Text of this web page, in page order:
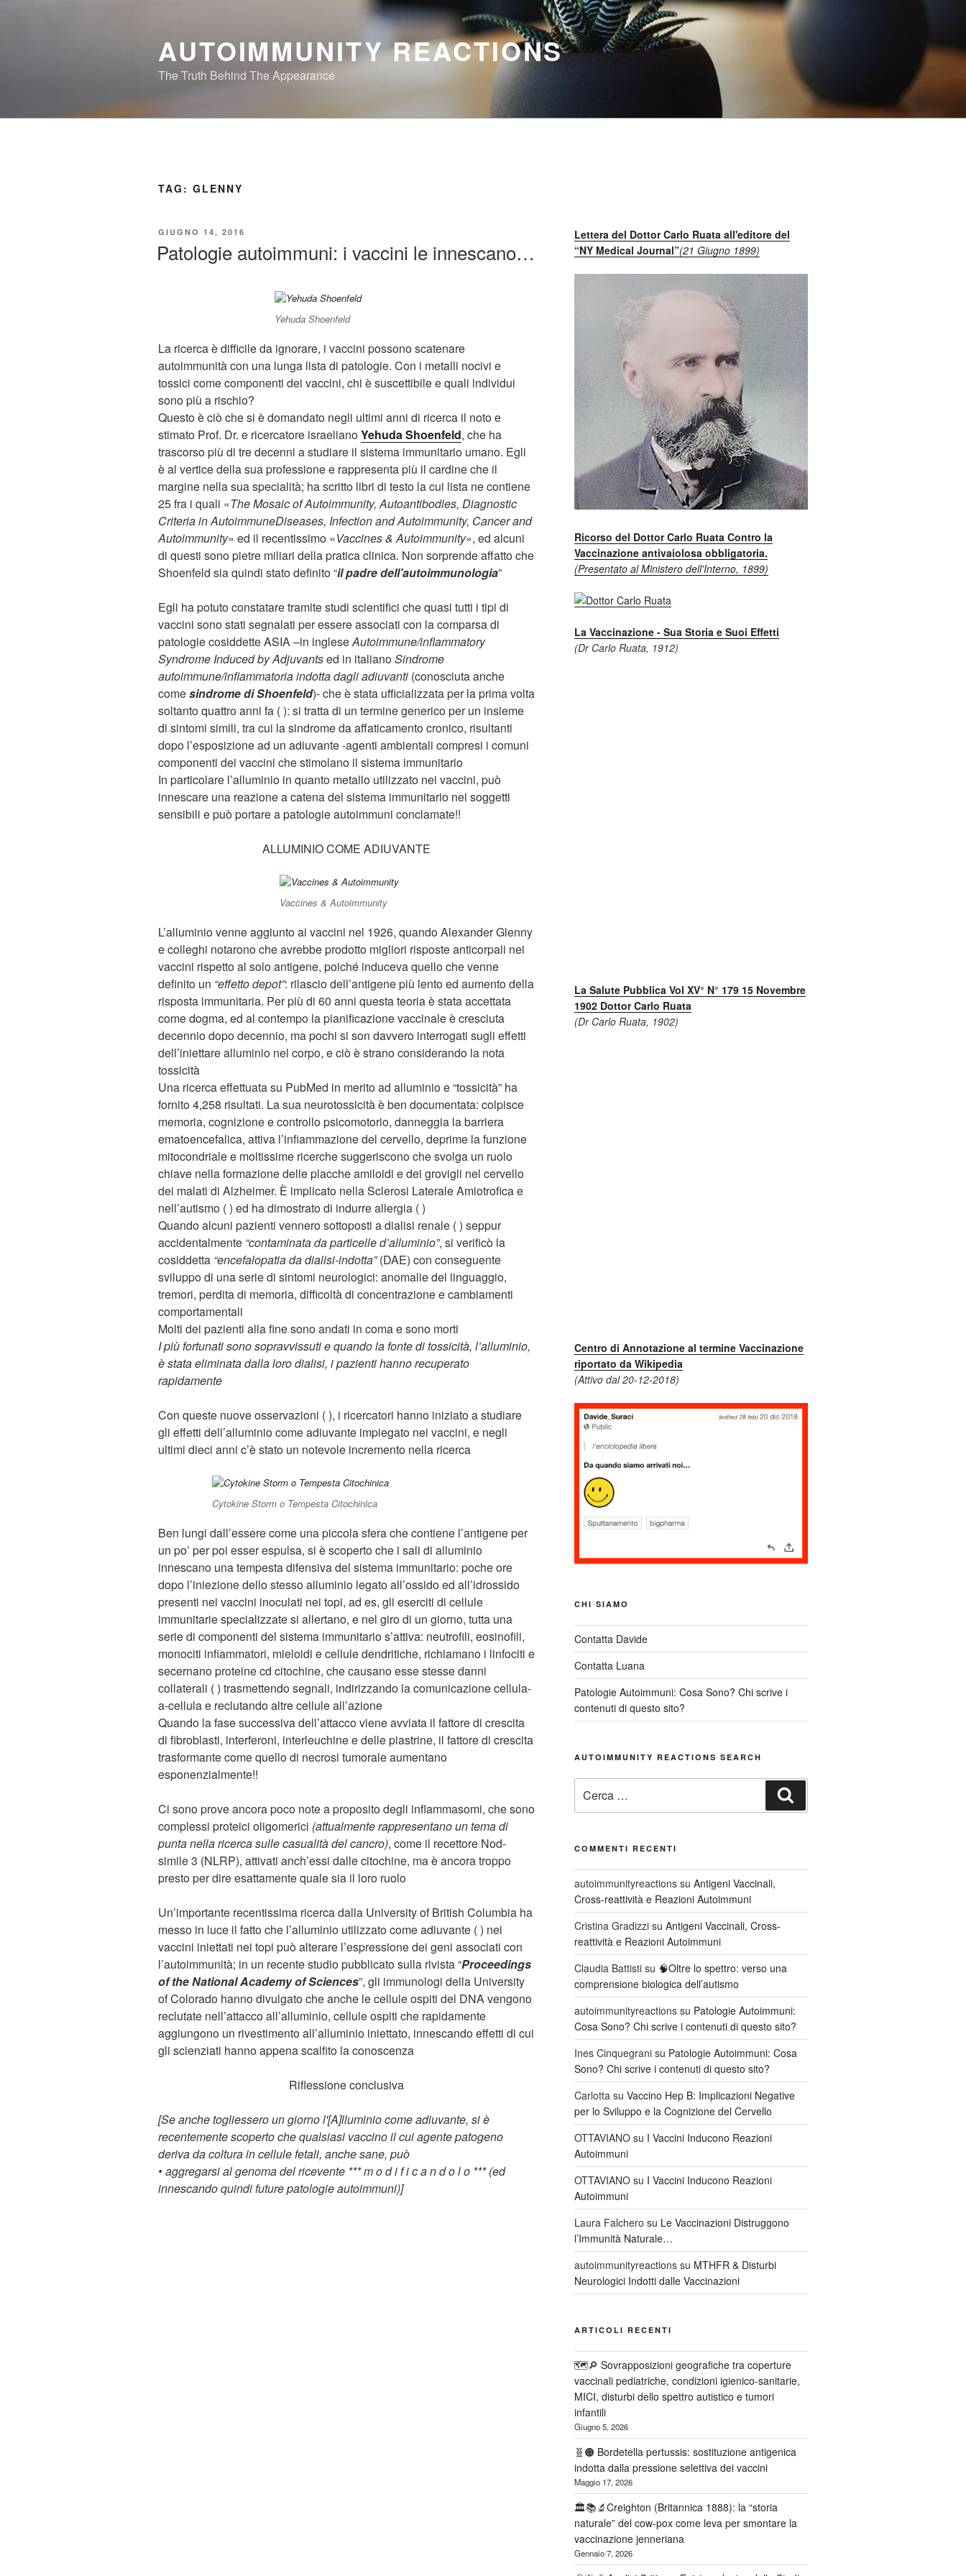
AUTOIMMUNITY REACTIONS
The Truth Behind The Appearance
TAG: GLENNY
PUBBLICATO
GIUGNO 14, 2016
Patologie autoimmuni: i vaccini le innescano…
Yehuda Shoenfeld
La ricerca è difficile da ignorare, i vaccini possono scatenare
autoimmunità con una lunga lista di patologie. Con i metalli nocivi e
tossici come componenti dei vaccini, chi è suscettibile e quali individui
sono più a rischio?
Questo è ciò che si è domandato negli ultimi anni di ricerca il noto e
stimato Prof. Dr. e ricercatore israelianoYehuda Shoenfeld, che ha
trascorso più di tre decenni a studiare il sistema immunitario umano. Egli
è al vertice della sua professione e rappresenta più il cardine che il
margine nella sua specialità; ha scritto libri di testo la cui lista ne contiene
25 fra i quali «The Mosaic of Autoimmunity, Autoantibodies, Diagnostic
Criteria in AutoimmuneDiseases, Infection and Autoimmunity, Cancer and
Autoimmunity» ed il recentissimo «Vaccines & Autoimmunity», ed alcuni
di questi sono pietre miliari della pratica clinica. Non sorprende affatto che
Shoenfeld sia quindi stato definito “il padredell’autoimmunologia”
Egli ha potuto constatare tramite studi scientifici che quasi tutti i tipi di
vaccini sono stati segnalati per essere associati con la comparsa di
patologie cosiddette ASIA –in ingleseAutoimmune/inflammatory
Syndrome Induced by Adjuvantsed in italianoSindrome
autoimmune/infiammatoria indotta dagli adiuvanti (conosciuta anche
comesindrome di Shoenfeld)- che è stata ufficializzata per la prima volta
soltanto quattro anni fa ( ): si tratta di un termine generico per un insieme
di sintomi simili, tra cui la sindrome da affaticamento cronico, risultanti
dopo l’esposizione ad un adiuvante -agenti ambientali compresi i comuni
componenti dei vaccini che stimolano il sistema immunitario
In particolare l’alluminio in quanto metallo utilizzato nei vaccini, può
innescare una reazione a catena del sistema immunitario nei soggetti
sensibili e può portare a patologie autoimmuni conclamate!!
ALLUMINIO COME ADIUVANTE
Vaccines & Autoimmunity
L’alluminio venne aggiunto ai vaccini nel 1926, quando Alexander Glenny
e colleghi notarono che avrebbe prodotto migliori risposte anticorpali nei
vaccini rispetto al solo antigene, poiché induceva quello che venne
definito un “effetto depot”: rilascio dell’antigene più lento ed aumento della
risposta immunitaria. Per più di 60 anni questa teoria è stata accettata
come dogma, ed al contempo la pianificazione vaccinale è cresciuta
decennio dopo decennio, ma pochi si son davvero interrogati sugli effetti
dell’iniettare alluminio nel corpo, e ciò è strano considerando la nota
tossicità
Una ricerca effettuata su PubMed in merito ad alluminio e “tossicità” ha
fornito 4,258 risultati. La sua neurotossicità è ben documentata: colpisce
memoria, cognizione e controllo psicomotorio, danneggia la barriera
ematoencefalica, attiva l’infiammazione del cervello, deprime la funzione
mitocondriale e moltissime ricerche suggeriscono che svolga un ruolo
chiave nella formazione delle placche amiloidi e dei grovigli nel cervello
dei malati di Alzheimer. È implicato nella Sclerosi Laterale Amiotrofica e
nell’autismo ( ) ed ha dimostrato di indurre allergia ( )
Quando alcuni pazienti vennero sottoposti a dialisi renale ( ) seppur
accidentalmente “contaminata da particelle d’alluminio”, si verificò la
cosiddetta “encefalopatia da dialisi-indotta”(DAE) con conseguente
sviluppo di una serie di sintomi neurologici: anomalie del linguaggio,
tremori, perdita di memoria, difficoltà di concentrazione e cambiamenti
comportamentali
Molti dei pazienti alla fine sono andati in coma e sono morti
I più fortunati sono sopravvissuti e quando la fonte di tossicità, l’alluminio,
è stata eliminata dalla loro dialisi, i pazienti hanno recuperato
rapidamente
Con queste nuove osservazioni ( ), i ricercatori hanno iniziato a studiare
gli effetti dell’alluminio come adiuvante impiegato nei vaccini, e negli
ultimi dieci anni c’è stato un notevole incremento nella ricerca
Cytokine Storm o Tempesta Citochinica
Ben lungi dall’essere come una piccola sfera che contiene l’antigene per
un po’ per poi esser espulsa, si è scoperto che i sali di alluminio
innescano una tempesta difensiva del sistema immunitario: poche ore
dopo l’iniezione dello stesso alluminio legato all’ossido ed all’idrossido
presenti nei vaccini inoculati nei topi, ad es, gli eserciti di cellule
immunitarie specializzate si allertano, e nel giro di un giorno, tutta una
serie di componenti del sistema immunitario s’attiva: neutrofili, eosinofili,
monociti infiammatori, mieloidi e cellule dendritiche, richiamano i linfociti e
secernano proteine cd citochine, che causano esse stesse danni
collaterali ( ) trasmettendo segnali, indirizzando la comunicazione cellula-
a-cellula e reclutando altre cellule all’azione
Quando la fase successiva dell’attacco viene avviata il fattore di crescita
di fibroblasti, interferoni, interleuchine e delle piastrine, il fattore di crescita
trasformante come quello di necrosi tumorale aumentano
esponenzialmente!!
Ci sono prove ancora poco note a proposito degli inflammasomi, che sono
complessi proteici oligomerici (attualmente rappresentano un tema di
punta nella ricerca sulle casualità del cancro), come il recettore Nod-
simile 3 (NLRP), attivati anch’essi dalle citochine, ma è ancora troppo
presto per dire esattamente quale sia il loro ruolo
Un’importante recentissima ricerca dalla University of British Columbia ha
messo in luce il fatto che l’alluminio utilizzato come adiuvante ( ) nei
vaccini iniettati nei topi può alterare l’espressione dei geni associati con
l’autoimmunità; in un recente studio pubblicato sulla rivista “Proceedings
of the National Academy of Sciences”, gli immunologi della University
of Colorado hanno divulgato che anche le cellule ospiti del DNA vengono
reclutate nell’attacco all’alluminio, cellule ospiti che rapidamente
aggiungono un rivestimento all’alluminio iniettato, innescando effetti di cui
gli scienziati hanno appena scalfito la conoscenza
Riflessione conclusiva
[Se anche togliessero un giorno l'[A]lluminio come adiuvante, si è
recentemente scoperto che qualsiasi vaccino il cui agente patogeno
deriva da coltura in cellule fetali, anche sane, può
• aggregarsi al genoma del ricevente *** m o d i f i c a n d o l o *** (ed
innescando quindi future patologie autoimmuni)]
Lettera del Dottor Carlo Ruata all'editore del
“NY Medical Journal”(21 Giugno 1899)
Ricorso del Dottor Carlo Ruata Contro la
Vaccinazione antivaiolosa obbligatoria.
(Presentato al Ministero dell'Interno, 1899)
La Vaccinazione - Sua Storia e Suoi Effetti
(Dr Carlo Ruata, 1912)
La Salute Pubblica Vol XV° N° 179 15 Novembre
1902 Dottor Carlo Ruata
(Dr Carlo Ruata, 1902)
Centro di Annotazione al termine Vaccinazione
riportato da Wikipedia
(Attivo dal 20-12-2018)
CHI SIAMO
Contatta Davide
Contatta Luana
Patologie Autoimmuni: Cosa Sono? Chi scrive i
contenuti di questo sito?
AUTOIMMUNITY REACTIONS SEARCH
COMMENTI RECENTI
autoimmunityreactionssu Antigeni Vaccinali,
Cross-reattività e Reazioni Autoimmuni
Cristina Gradizzisu Antigeni Vaccinali, Cross-
reattività e Reazioni Autoimmuni
Claudia Battistisu 🧠Oltre lo spettro: verso una
comprensione biologica dell’autismo
autoimmunityreactionssu Patologie Autoimmuni:
Cosa Sono? Chi scrive i contenuti di questo sito?
Ines Cinquegranisu Patologie Autoimmuni: Cosa
Sono? Chi scrive i contenuti di questo sito?
Carlottasu Vaccino Hep B: Implicazioni Negative
per lo Sviluppo e la Cognizione del Cervello
OTTAVIANOsu I Vaccini Inducono Reazioni
Autoimmuni
OTTAVIANOsu I Vaccini Inducono Reazioni
Autoimmuni
Laura Falchero su Le Vaccinazioni Distruggono
l’Immunità Naturale…
autoimmunityreactionssu MTHFR & Disturbi
Neurologici Indotti dalle Vaccinazioni
ARTICOLI RECENTI
🗺️🔎 Sovrapposizioni geografiche tra coperture
vaccinali pediatriche, condizioni igienico-sanitarie,
MICI, disturbi dello spettro autistico e tumori
infantili
Giugno 5, 2026
🧬🟠 Bordetella pertussis: sostituzione antigenica
indotta dalla pressione selettiva dei vaccini
Maggio 17, 2026
🏛️📚🔬Creighton (Britannica 1888): la “storia
naturale” del cow-pox come leva per smontare la
vaccinazione jenneriana
Gennaio 7, 2026